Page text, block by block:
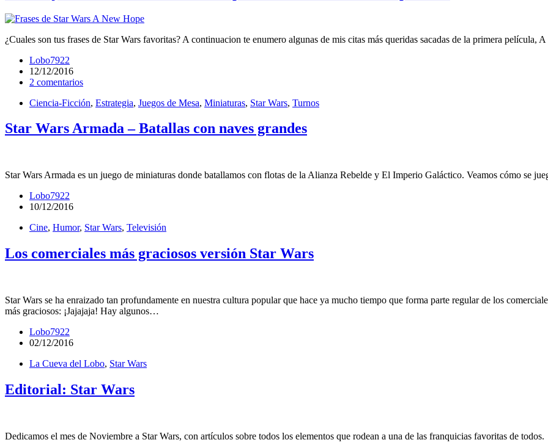
¿Cuales son tus frases de Star Wars favoritas? A continuacion te enumero algunas de mis citas más queridas sacadas de la primera película,
Lobo7922
12/12/2016
2 comentarios
Ciencia-Ficción, Estrategia, Juegos de Mesa, Miniaturas, Star Wars, Turnos
Star Wars Armada – Batallas con naves grandes
Star Wars Armada es un juego de miniaturas donde batallamos con flotas de la Alianza Rebelde y El Imperio Galáctico. Veamos cómo se
Lobo7922
10/12/2016
Cine, Humor, Star Wars, Televisión
Los comerciales más graciosos versión Star Wars
Star Wars se ha enraizado tan profundamente en nuestra cultura popular que hace ya mucho tiempo que forma parte regular de los
más graciosos: ¡Jajajaja! Hay algunos…
Lobo7922
02/12/2016
La Cueva del Lobo, Star Wars
Editorial: Star Wars
Dedicamos el mes de Noviembre a Star Wars, con artículos sobre todos los elementos que rodean a una de las franquicias favoritas de todos.